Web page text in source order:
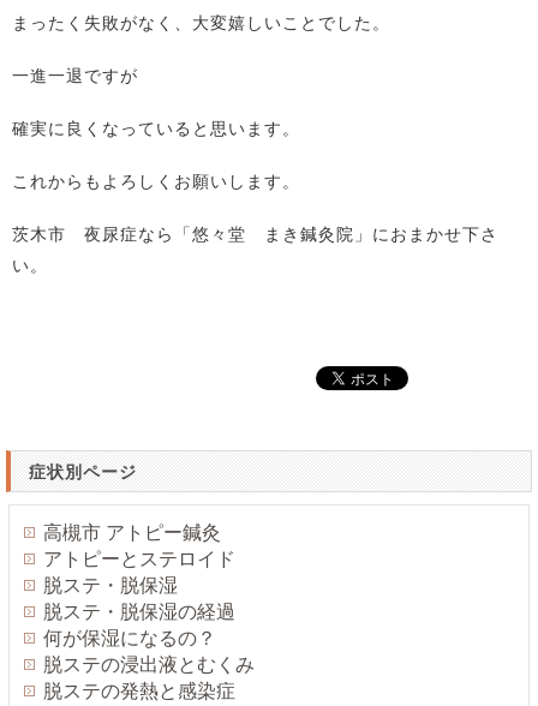
まったく失敗がなく、大変嬉しいことでした。
一進一退ですが
確実に良くなっていると思います。
これからもよろしくお願いします。
茨木市 夜尿症なら「悠々堂 まき鍼灸院」におまかせ下さ
い。
症状別ページ
高槻市 アトピー鍼灸
アトピーとステロイド
脱ステ・脱保湿
脱ステ・脱保湿の経過
何が保湿になるの？
脱ステの浸出液とむくみ
脱ステの発熱と感染症